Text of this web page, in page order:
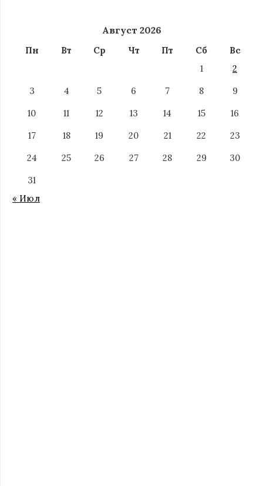
Август 2026
Пн Вт Ср Чт Пт Сб
Вс
1
2
3
4 5 6 7 8
9
10
11 12 13 14 15
16
17
18 19 20 21 22
23
24
25 26 27 28 29
30
31
« Июл